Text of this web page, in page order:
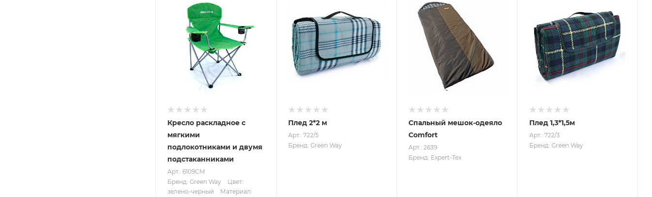
Кресло раскладное с
мягкими
подлокотниками и двумя
подстаканниками
Арт.: 6109CM
Бренд: Green Way
Цвет:
зелено-черный
Материал:
Плед 2*2 м
Арт.: 722/5
Бренд: Green Way
Спальный мешок-одеяло
Comfort
Арт.: 2639
Бренд: Expert-Tex
Плед 1,3*1,5м
Арт.: 722/3
Бренд: Green Way